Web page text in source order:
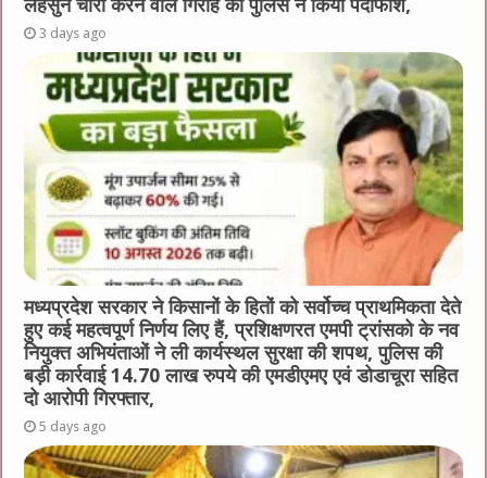
लहसुन चोरी करने वाले गिरोह का पुलिस ने किया पर्दाफाश,
3 days ago
मध्यप्रदेश सरकार ने किसानों के हितों को सर्वोच्च प्राथमिकता देते
हुए कई महत्वपूर्ण निर्णय लिए हैं, प्रशिक्षणरत एमपी ट्रांसको के नव
नियुक्त अभियंताओं ने ली कार्यस्थल सुरक्षा की शपथ, पुलिस की
बड़ी कार्रवाई 14.70 लाख रुपये की एमडीएमए एवं डोडाचूरा सहित
दो आरोपी गिरफ्तार,
5 days ago